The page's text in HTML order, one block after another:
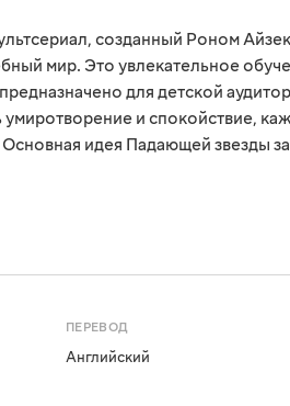
созданный Роном
мир. Это увлекательное
для детской
и спокойствие,
идея Падающей звезды
ПЕРЕВОД
Английский